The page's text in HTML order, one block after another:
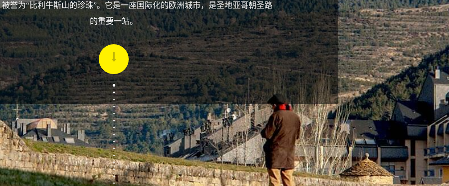
被誉为“比利牛斯山的珍珠”。它是一座国际化的欧洲城市，是圣地亚哥朝圣路
的重要一站。